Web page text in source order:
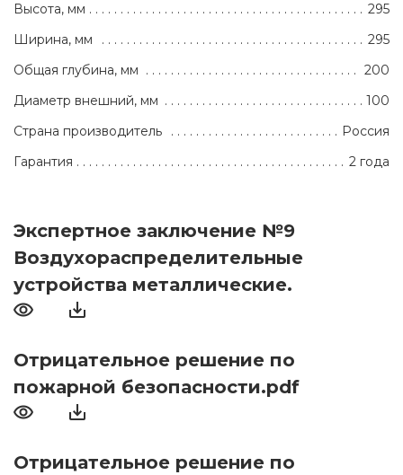
Высота, мм
295
Ширина, мм
295
Общая глубина, мм
200
Диаметр внешний, мм
100
Страна производитель
Россия
Гарантия
2 года
Экспертное заключение №9
Воздухораспределительные
устройства металлические.
Отрицательное решение по
пожарной безопасности.pdf
Отрицательное решение по